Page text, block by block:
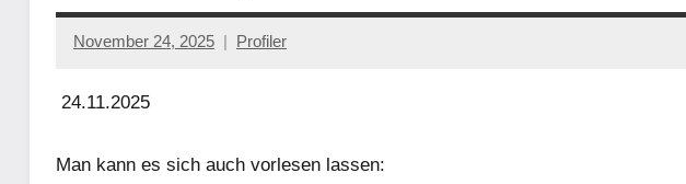
November 24, 2025 Profiler
Keine
24.11.2025
Man kann es sich auch vorlesen lassen: